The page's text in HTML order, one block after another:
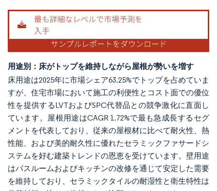
用途別：床がトップを維持しながら屋根が勢いを増す
床用途は2025年に市場シェア63.25%でトップを占めていま
すが、住宅市場において施工の利便性とコスト面での優位
性を提供するLVTおよびSPC代替品との競争激化に直面し
ています。屋根用途はCAGR 1.72%で最も急成長するセグ
メントを代表しており、従来の屋根材に比べて耐火性、熱
性能、および美的耐久性に優れたセラミックファサードシ
ステムを好む建築トレンドの恩恵を受けています。壁用途
はバスルームおよびキッチンの改修を通じて安定した需要
を維持しており、セラミックタイルの耐湿性と衛生特性は